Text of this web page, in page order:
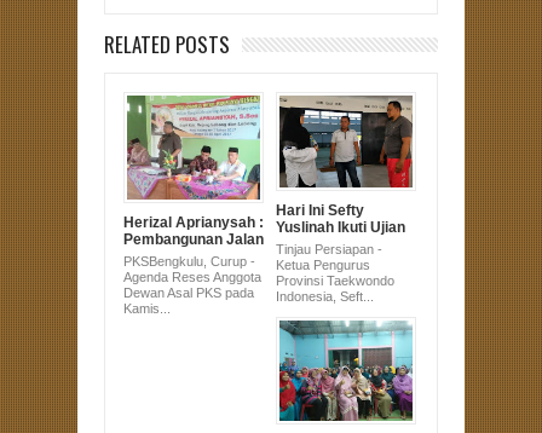
RELATED POSTS
Herizal Aprianysah :
Pembangunan Jalan
Curup - Lebong
Bakal Terealisasi
Tahun Ini
PKSBengkulu, Curup -
Agenda Reses Anggota
Dewan Asal PKS pada
Kamis...
Hari Ini Sefty
Yuslinah Ikuti Ujian
Kenaikan
Tinjau Persiapan -
Ketua Pengurus
Provinsi Taekwondo
Indonesia, Seft...